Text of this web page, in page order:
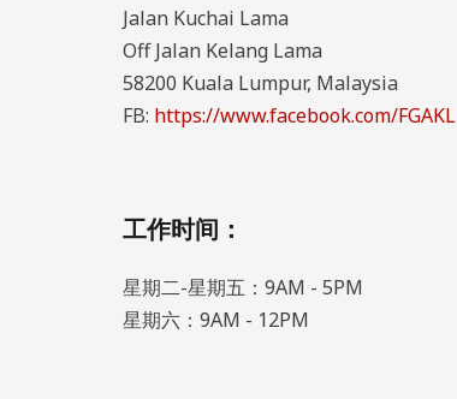
Jalan Kuchai Lama
Off Jalan Kelang Lama
58200 Kuala Lumpur, Malaysia
FB: https://www.facebook.com/FGAKL
工作时间：
星期二-星期五：9AM - 5PM
星期六：9AM - 12PM